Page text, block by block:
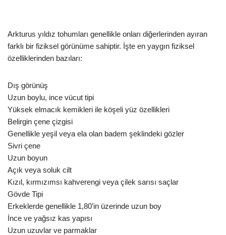
Arkturus yıldız tohumları genellikle onları diğerlerinden ayıran
farklı bir fiziksel görünüme sahiptir. İşte en yaygın fiziksel
özelliklerinden bazıları:
Dış görünüş
Uzun boylu, ince vücut tipi
Yüksek elmacık kemikleri ile köşeli yüz özellikleri
Belirgin çene çizgisi
Genellikle yeşil veya ela olan badem şeklindeki gözler
Sivri çene
Uzun boyun
Açık veya soluk cilt
Kızıl, kırmızımsı kahverengi veya çilek sarısı saçlar
Gövde Tipi
Erkeklerde genellikle 1,80’in üzerinde uzun boy
İnce ve yağsız kas yapısı
Uzun uzuvlar ve parmaklar